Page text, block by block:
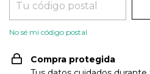
No sé mi código postal
Compra protegida